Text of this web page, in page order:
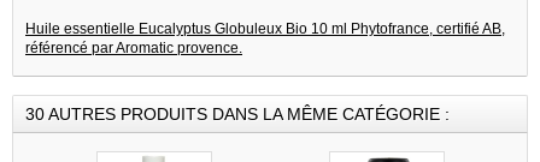
Huile essentielle Eucalyptus Globuleux Bio 10 ml Phytofrance, certifié AB,
référencé par Aromatic provence.
30 AUTRES PRODUITS DANS LA MÊME CATÉGORIE :